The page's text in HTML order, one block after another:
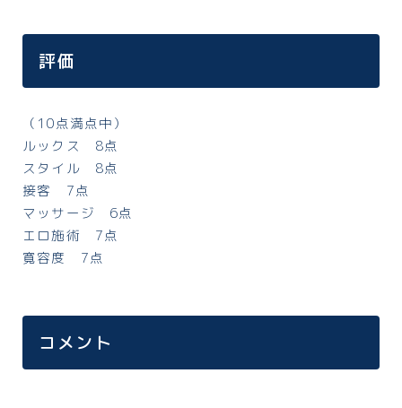
大阪
コラム
中日本メンエスレポート｜有料会員のご案内
お問い合わせ
プライバシーポリシー/免責事項
評価
（10点満点中）
ルックス 8点
スタイル 8点
接客 7点
マッサージ 6点
エロ施術 7点
寛容度 7点
コメント